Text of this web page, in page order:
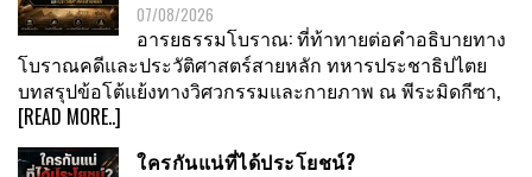
07/08/2026
อารยธรรมโบราณ: ที่ท้าทายต่อคำอธิบายทาง
โบราณคดีและประวัติศาสตร์สายหลัก ทหารประชาธิปไตย
บทสรุปข้อโต้แย้งทางวิศวกรรมและกายภาพ ณ พีระมิดกีซา,
[READ MORE..]
ใครกันแน่ที่ได้ประโยชน์?